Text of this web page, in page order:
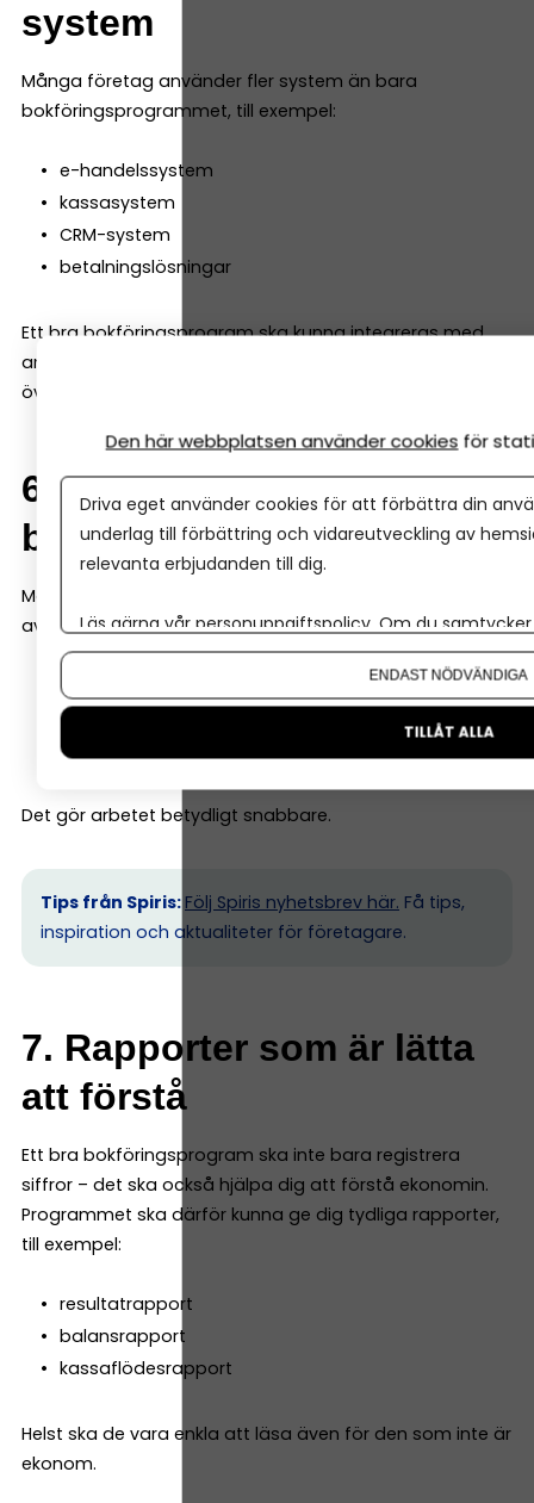
system
Många företag använder fler system än bara
bokföringsprogrammet, till exempel:
e-handelssystem
kassasystem
CRM-system
betalningslösningar
Ett bra bokföringsprogram ska kunna integreras med
andra verktyg så att informationen automatiskt förs
över till bokföringen.
6. Automatisering av
bokföringen
Moderna bokföringsprogram kan automatisera mycket
av bokföringen. Till exempel kan systemet:
föreslå bokföringskonto
matcha banktransaktioner
bokföra återkommande kostnader automatiskt
Det gör arbetet betydligt snabbare.
Tips från Spiris: Följ Spiris nyhetsbrev här. Få tips,
inspiration och aktualiteter för företagare.
7. Rapporter som är lätta
att förstå
Ett bra bokföringsprogram ska inte bara registrera
siffror – det ska också hjälpa dig att förstå ekonomin.
Programmet ska därför kunna ge dig tydliga rapporter,
till exempel:
resultatrapport
balansrapport
kassaflödesrapport
Helst ska de vara enkla att läsa även för den som inte är
ekonom.
Den här webbplatsen använder cookies för
Driva eget använder cookies för att förbättra din
underlag till förbättring och vidareutveckling av
relevanta erbjudanden till dig.
Läs gärna vår personuppgiftspolicy. Om du
Om du vill ändra ditt val i efterhand hittar du den
ENDAST NÖDVÄNDIGA
TILLÅT ALLA